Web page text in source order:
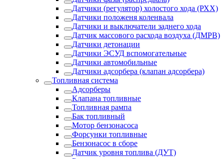
Датчики (регулятор) холостого хода (РХХ)
Датчики положеня коленвала
Датчики и выключатели заднего хода
Датчик массового расхода воздуха (ДМРВ)
Датчики детонации
Датчики ЭСУД вспомогательные
Датчики автомобильные
Датчики адсорбера (клапан адсорбера)
Топливная система
Адсорберы
Клапана топливные
Топливная рампа
Бак топливный
Мотор бензонасоса
Форсунки топливные
Бензонасос в сборе
Датчик уровня топлива (ДУТ)